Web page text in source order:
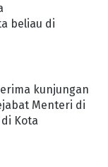
beliau di
kunjungan
Menteri di
Kota